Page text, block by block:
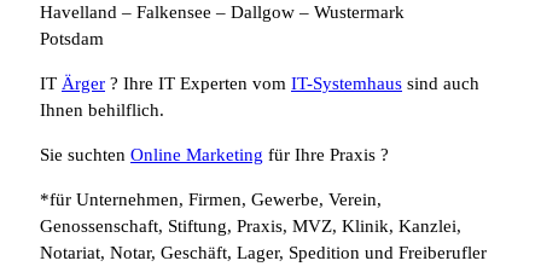
Havelland – Falkensee – Dallgow – Wustermark
Potsdam
IT Ärger ? Ihre IT Experten vom IT-Systemhaus sind auch
Ihnen behilflich.
Sie suchten Online Marketing für Ihre Praxis ?
*für Unternehmen, Firmen, Gewerbe, Verein,
Genossenschaft, Stiftung, Praxis, MVZ, Klinik, Kanzlei,
Notariat, Notar, Geschäft, Lager, Spedition und Freiberufler